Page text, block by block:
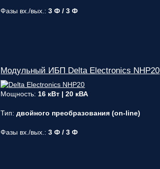
Фазы вх./вых.:3 Ф / 3 Ф
Модульный ИБП Delta Electronics NHP20
Мощность: 16 кВт | 20 кВА
Тип:двойного преобразования (on-line)
Фазы вх./вых.:3 Ф / 3 Ф